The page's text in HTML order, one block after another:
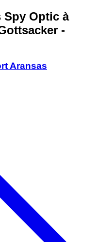
Optic à
-
Aransas